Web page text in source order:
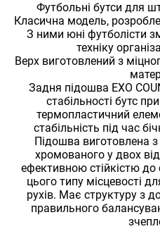
Футбольні бутси для
Класична модель,
З ними юні футболісти
техніку
Верх виготовлений з
Задня підошва EXO
стабільності бутс
термопластичний
стабільність під час
Підошва виготовлена
хромованого у двох
ефективною стійкістю
цього типу місцевості
рухів. Має структуру з
правильного